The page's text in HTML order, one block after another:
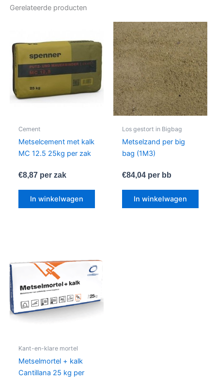
Gerelateerde producten
Cement
Metselcement met kalk
MC 12.5 25kg per zak
€8,87per zak
In winkelwagen
Los gestort in Bigbag
Metselzand per big
bag (1M3)
€84,04per bb
In winkelwagen
Kant-en-klare mortel
Metselmortel + kalk
Cantillana 25 kg per